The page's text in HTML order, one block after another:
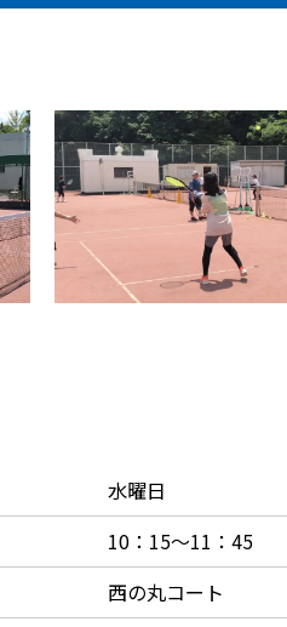
水曜日
10：15～11：45
西の丸コート